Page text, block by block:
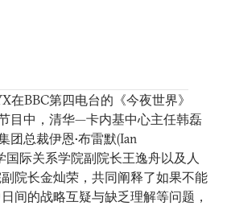
在BBC第四电台的《今夜世界》
目中，清华—卡内基中心主任韩磊
团总裁伊恩•布雷默(Ian
国际关系学院副院长王逸舟以及人
院长金灿荣，共同阐释了如果不能
间的战略互疑与缺乏理解等问题，